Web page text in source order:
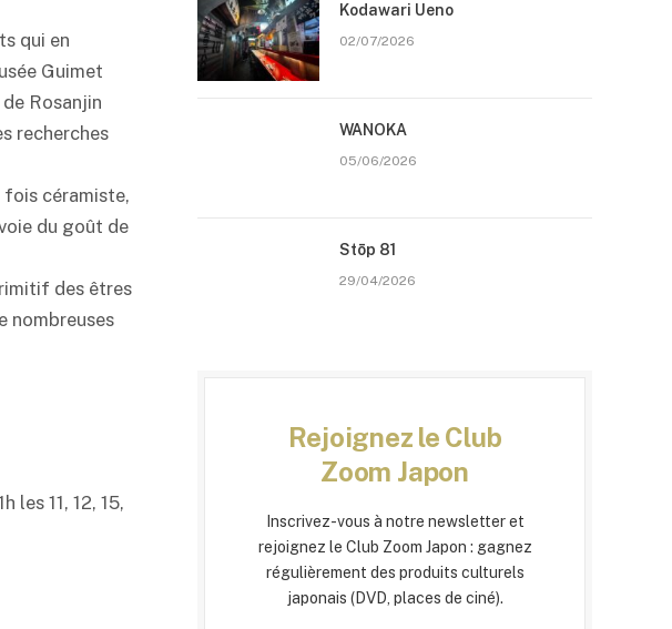
qui en
Guimet
Rosanjin
recherches
fois céramiste,
du goût de
des êtres
nombreuses
les 11, 12, 15,
Kodawari Ueno
02/07/2026
WANOKA
05/06/2026
Stōp 81
29/04/2026
Rejoignez le Club
Zoom Japon
Inscrivez-vous à notre newsletter et
rejoignez le Club Zoom Japon : gagnez
régulièrement des produits culturels
japonais (DVD, places de ciné).